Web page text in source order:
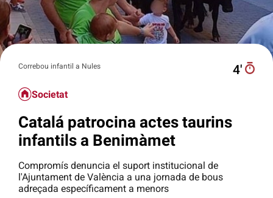
Correbou infantil a Nules 4′
Societat
Catalá patrocina actes taurins
infantils a Benimàmet
Compromís denuncia el suport institucional de
l'Ajuntament de València a una jornada de bous
adreçada específicament a menors